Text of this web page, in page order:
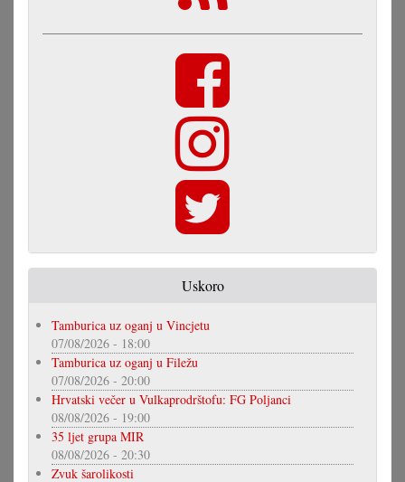
Uskoro
Tamburica uz oganj u Vincjetu
07/08/2026 - 18:00
Tamburica uz oganj u Filežu
07/08/2026 - 20:00
Hrvatski večer u Vulkaprodrštofu: FG Poljanci
08/08/2026 - 19:00
35 ljet grupa MIR
08/08/2026 - 20:30
Zvuk šarolikosti